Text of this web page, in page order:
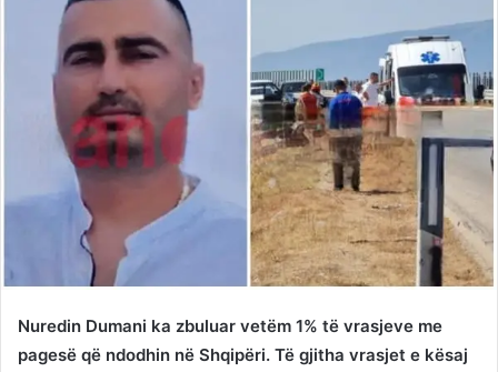
Nuredin Dumani ka zbuluar vetëm 1% të vrasjeve me
pagesë që ndodhin në Shqipëri. Të gjitha vrasjet e kësaj